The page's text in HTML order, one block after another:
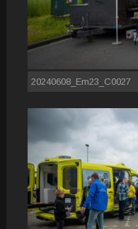
20240608_Em23_C0027